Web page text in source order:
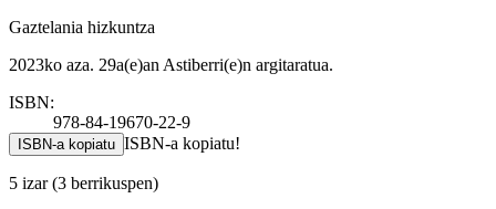
Gaztelania hizkuntza
2023ko aza. 29a(e)an Astiberri(e)n argitaratua.
ISBN:
978-84-19670-22-9
ISBN-a kopiatu ISBN-a kopiatu!
5 izar(3 berrikuspen)